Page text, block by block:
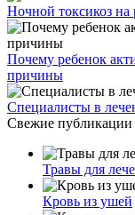
Ночной токсикоз на
Почему ребенок
причины
Специалисты в
Свежие публикации
Травы для
Кровь из ушей